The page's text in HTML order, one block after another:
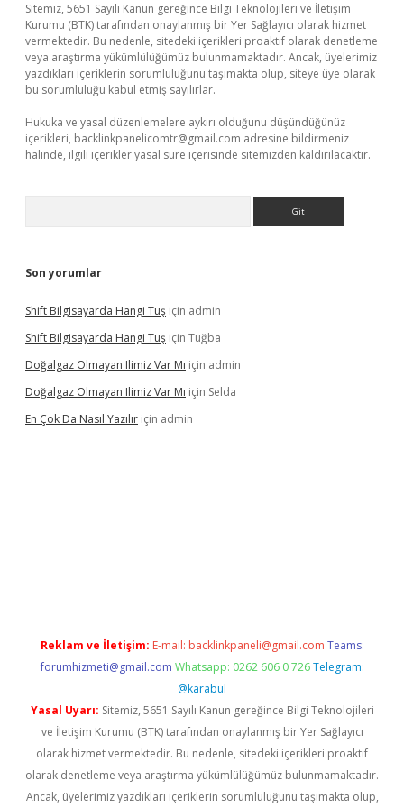
Sitemiz, 5651 Sayılı Kanun gereğince Bilgi Teknolojileri ve İletişim
Kurumu (BTK) tarafından onaylanmış bir Yer Sağlayıcı olarak hizmet
vermektedir. Bu nedenle, sitedeki içerikleri proaktif olarak denetleme
veya araştırma yükümlülüğümüz bulunmamaktadır. Ancak, üyelerimiz
yazdıkları içeriklerin sorumluluğunu taşımakta olup, siteye üye olarak
bu sorumluluğu kabul etmiş sayılırlar.
Hukuka ve yasal düzenlemelere aykırı olduğunu düşündüğünüz
içerikleri, backlinkpanelicomtr@gmail.com adresine bildirmeniz
halinde, ilgili içerikler yasal süre içerisinde sitemizden kaldırılacaktır.
Son yorumlar
Shift Bilgisayarda Hangi Tuş için admin
Shift Bilgisayarda Hangi Tuş için Tuğba
Doğalgaz Olmayan Ilimiz Var Mı için admin
Doğalgaz Olmayan Ilimiz Var Mı için Selda
En Çok Da Nasıl Yazılır için admin
Reklam ve İletişim: E-mail: backlinkpaneli@gmail.com Teams:
forumhizmeti@gmail.com Whatsapp: 0262 606 0 726 Telegram:
@karabul
Yasal Uyarı: Sitemiz, 5651 Sayılı Kanun gereğince Bilgi Teknolojileri
ve İletişim Kurumu (BTK) tarafından onaylanmış bir Yer Sağlayıcı
olarak hizmet vermektedir. Bu nedenle, sitedeki içerikleri proaktif
olarak denetleme veya araştırma yükümlülüğümüz bulunmamaktadır.
Ancak, üyelerimiz yazdıkları içeriklerin sorumluluğunu taşımakta olup,